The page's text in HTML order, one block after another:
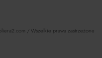
/ Wszelkie prawa zastrzeżone